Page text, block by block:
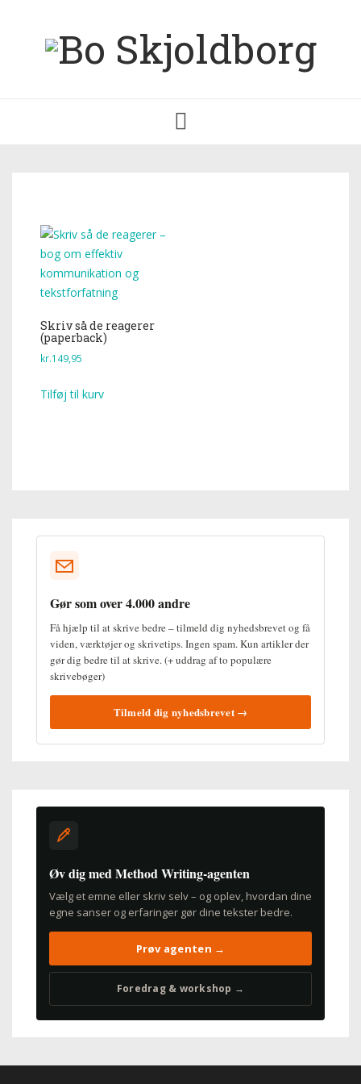
navigation
Skriv så de reagerer
(paperback)
kr.149,95
Tilføj til kurv
Gør som over 4.000 andre
Få hjælp til at skrive bedre – tilmeld dig nyhedsbrevet og få
viden, værktøjer og skrivetips. Ingen spam. Kun artikler der
gør dig bedre til at skrive. (+ uddrag af to populære
skrivebøger)
Tilmeld dig nyhedsbrevet →
Øv dig med Method Writing-agenten
Vælg et emne eller skriv selv – og oplev, hvordan dine
egne sanser og erfaringer gør dine tekster bedre.
Prøv agenten →
Foredrag & workshop →